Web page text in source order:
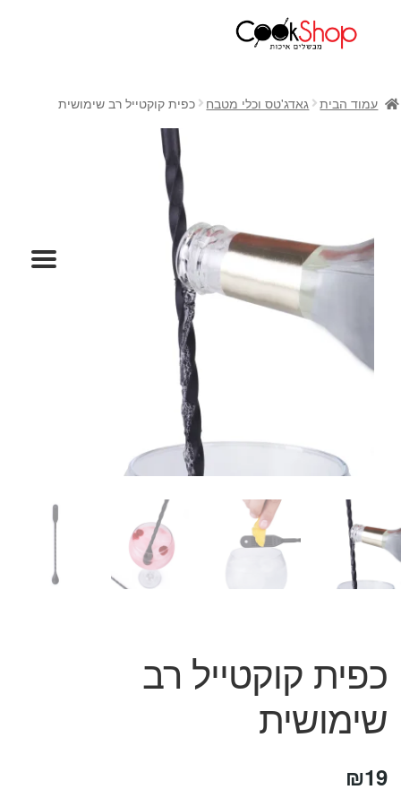
חנות
גאדג'טס וכלי מטבח
אחסון למטבח
קפה ותה
גיפט קארד
מתנות לחנוכת בית
מתכונים שלכם
מאמרים
עגלת קניות
תשלום
עמוד הבית גאדג'טס וכלי מטבח כפית קוקטייל רב שימושית
כפית קוקטייל רב
שימושית
₪19